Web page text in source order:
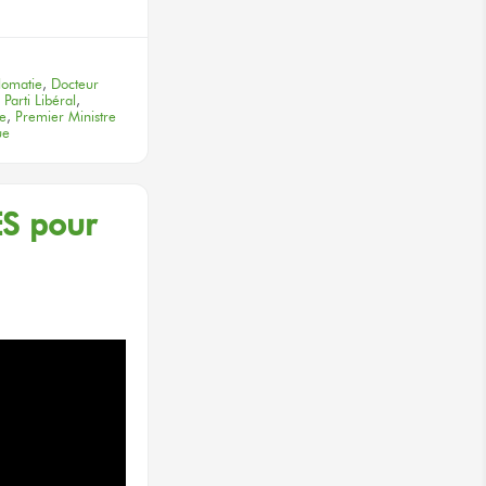
, Docteur
Libéral ,
, Premier Ministre
pour